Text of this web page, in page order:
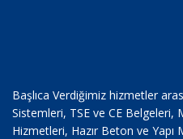
Başlıca Verdiğimiz hizmetler
Sistemleri, TSE ve CE Belgeleri,
Hizmetleri, Hazır Beton ve